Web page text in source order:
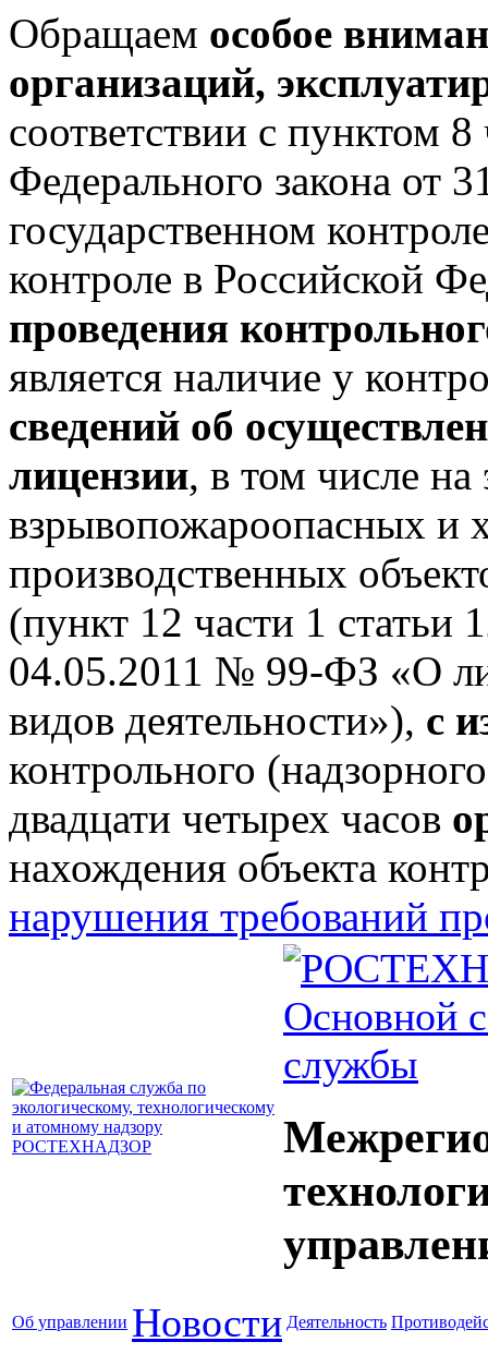
Обращаем особое
организаций,
соответствии с пунктом 8
Федерального закона
государственном
контроле в Российской
проведения
является наличие у
сведений об
лицензии, в том числе
взрывопожароопасных и
производственных
(пункт 12 части 1 статьи
04.05.2011 № 99-ФЗ «О
видов деятельности»), с
контрольного
двадцати четырех часов
нахождения объекта
нарушения требований
Основной
службы
Об управлении Новости Деятельность